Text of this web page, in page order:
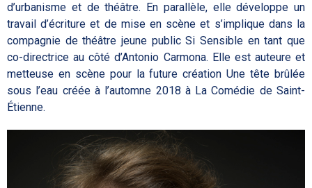
d’urbanisme et de théâtre. En parallèle, elle développe un
travail d’écriture et de mise en scène et s’implique dans la
compagnie de théâtre jeune public Si Sensible en tant que
co-directrice au côté d’Antonio Carmona. Elle est auteure et
metteuse en scène pour la future création Une tête brûlée
sous l’eau créée à l’automne 2018 à La Comédie de Saint-
Étienne.